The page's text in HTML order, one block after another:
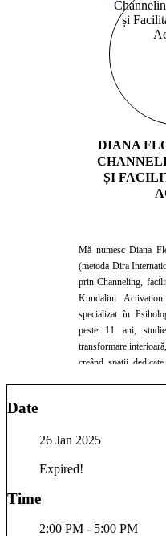
DIANA
ȘI
Mă numesc Diana
(metoda Dira
prin Channeling,
Kundalini
specializat în
peste 11 ani,
transformare
creând spații
regăsească echilibrul
Channeling (metoda
subconștientă. •
Date
26 Jan 2025
Expired!
Time
2:00 PM - 5:00 PM